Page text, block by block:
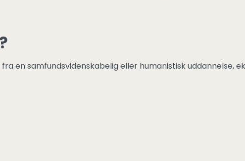
en samfundsvidenskabelig eller humanistisk uddannelse,